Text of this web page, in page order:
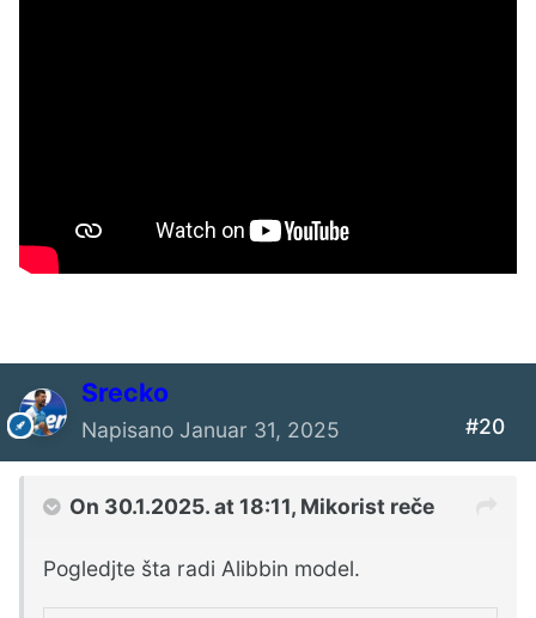
Srecko
Napisano Januar 31, 2025 #20
On 30.1.2025. at 18:11, Mikorist reče
Pogledjte šta radi Alibbin model.